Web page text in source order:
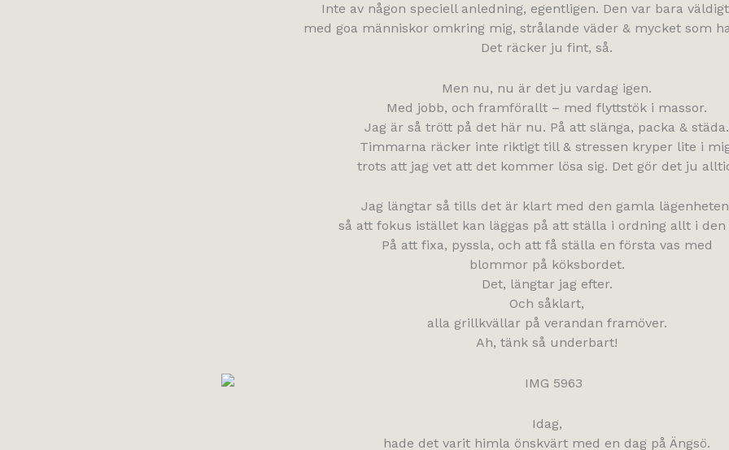
Inte av någon speciell anledning, egentligen. Den var bara
med goa människor omkring mig, strålande väder & mycket som
Det räcker ju fint, så.
Men nu, nu är det ju vardag igen.
Med jobb, och framförallt – med flyttstök i massor.
Jag är så trött på det här nu. På att slänga, packa & städa.
Timmarna räcker inte riktigt till & stressen kryper lite i
trots att jag vet att det kommer lösa sig. Det gör det ju
Jag längtar så tills det är klart med den gamla
så att fokus istället kan läggas på att ställa i ordning allt i den
På att fixa, pyssla, och att få ställa en första vas med
blommor på köksbordet.
Det, längtar jag efter.
Och såklart,
alla grillkvällar på verandan framöver.
Ah, tänk så underbart!
Idag,
hade det varit himla önskvärt med en dag på Ängsö.